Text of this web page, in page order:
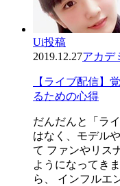
Ui投稿
2019.12.27アカデ
【ライブ配信】
るための心得
だんだんと「ラ
はなく、モデル
て ファンやリス
ようになってき
ら、 インフルエ